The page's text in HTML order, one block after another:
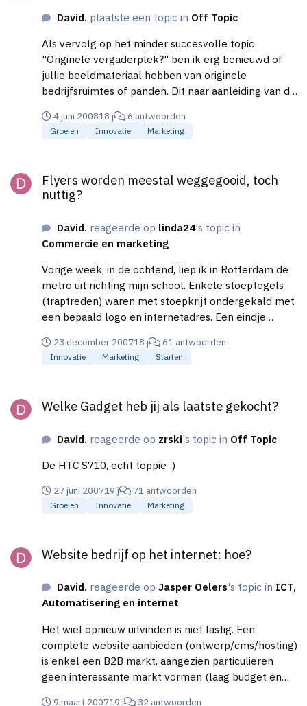
David. plaatste een topic in Off Topic
Als vervolg op het minder succesvolle topic
"Originele vergaderplek?" ben ik erg benieuwd of
jullie beeldmateriaal hebben van originele
bedrijfsruimtes of panden. Dit naar aanleiding van de
onder andere het kantoor van Google bij staat.
Vervolgens ben ik naar meer fotos gaan zoeken en
4 juni 200818 j 6 antwoorden
Groeien Innovatie Marketing
Flyers worden meestal weggegooid, toch
nuttig?
David. reageerde op linda24's topic in
Commercie en marketing
Vorige week, in de ochtend, liep ik in Rotterdam de
metro uit richting mijn school. Enkele stoeptegels
(traptreden) waren met stoepkrijt ondergekald met
een bepaald logo en internetadres. Een eindje
aantal mensen te flyeren dacht ik. Maar het waren
geen flyers, het waren verpakte ontbijtkoeken met
stonden namelijk vacatures, die studenten van mijn
ochtends plakken ontbijtkoek uit te delen trek je
gemakkelijk de aandacht. Dat is pas 'n lekkere flyer
:) Ik was er heel blij mee.
23 december 200718 j 61 antwoorden
Innovatie Marketing Starten
Welke Gadget heb jij als laatste gekocht?
David. reageerde op zrski's topic in Off Topic
De HTC S710, echt toppie :)
27 juni 200719 j 71 antwoorden
Groeien Innovatie Marketing
Website bedrijf op het internet: hoe?
David. reageerde opJasper Oelers's topic in ICT,
Automatisering en internet
Het wiel opnieuw uitvinden is niet lastig. Een
complete website aanbieden (ontwerp/cms/hosting)
is enkel een B2B markt, aangezien particulieren
geen interessante markt vormen (laag budget en
9 maart 200719 j 32 antwoorden